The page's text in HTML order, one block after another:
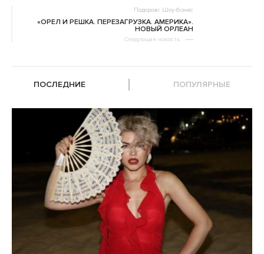
Подорожі Шоу-бізнес
«ОРЕЛ И РЕШКА. ПЕРЕЗАГРУЗКА. АМЕРИКА».
НОВЫЙ ОРЛЕАН
Следующая новость
ПОСЛЕДНИЕ ПОПУЛЯРНЫЕ